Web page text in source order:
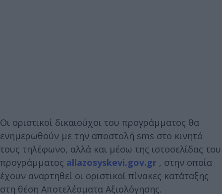
Οι οριστικοί δικαιούχοι του προγράμματος θα
ενημερωθούν με την αποστολή sms στο κινητό
τους τηλέφωνο, αλλά και μέσω της ιστοσελίδας του
προγράμματος allazosyskevi.gov.gr , στην οποία
έχουν αναρτηθεί οι οριστικοί πίνακες κατάταξης
στη θέση Αποτελέσματα Αξιολόγησης.